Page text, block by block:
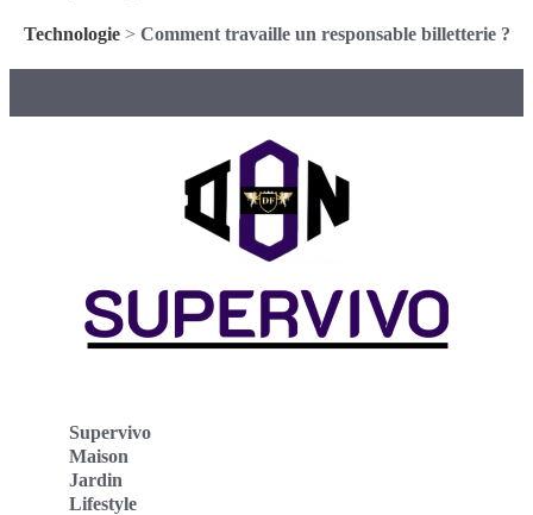
Technologie> Comment travaille un responsable billetterie ?
Supervivo
Maison
Jardin
Lifestyle